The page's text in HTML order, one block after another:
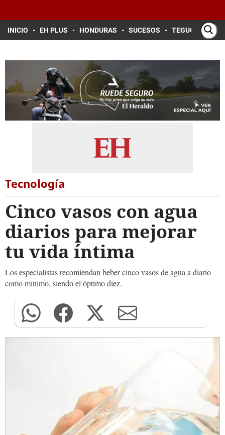
INICIO EH PLUS HONDURAS SUCESOS TEGUCIGALPA
Tecnología
Cinco vasos con agua
diarios para mejorar
tu vida íntima
Los especialistas recomiendan beber cinco vasos de agua a diario
como mínimo, siendo el óptimo diez.